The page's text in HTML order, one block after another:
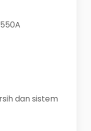
dan sistem